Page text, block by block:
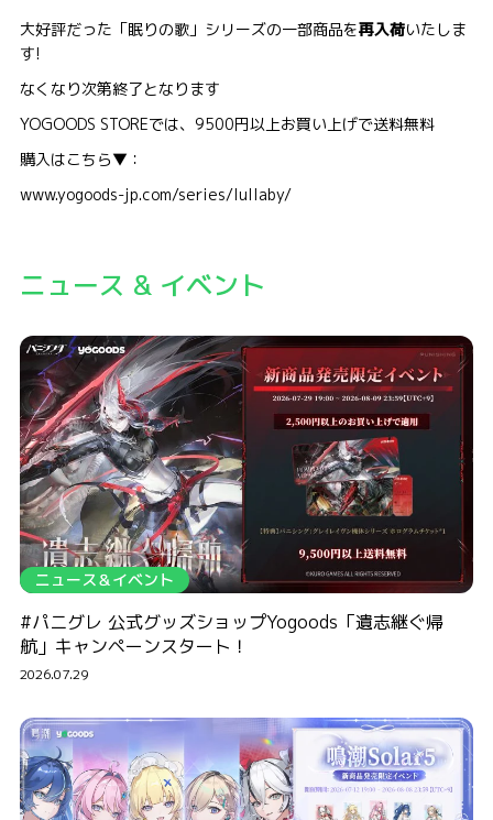
大好評だった「眠りの歌」シリーズの一部商品を再入荷いたしま
す!
なくなり次第終了となります
YOGOODS STOREでは、9500円以上お買い上げで送料無料
購入はこちら▼：
www.yogoods-jp.com/series/lullaby/
ニュース & イベント
ニュース＆イベント
#パニグレ 公式グッズショップYogoods「遺志継ぐ帰
航」キャンペーンスタート！
2026.07.29